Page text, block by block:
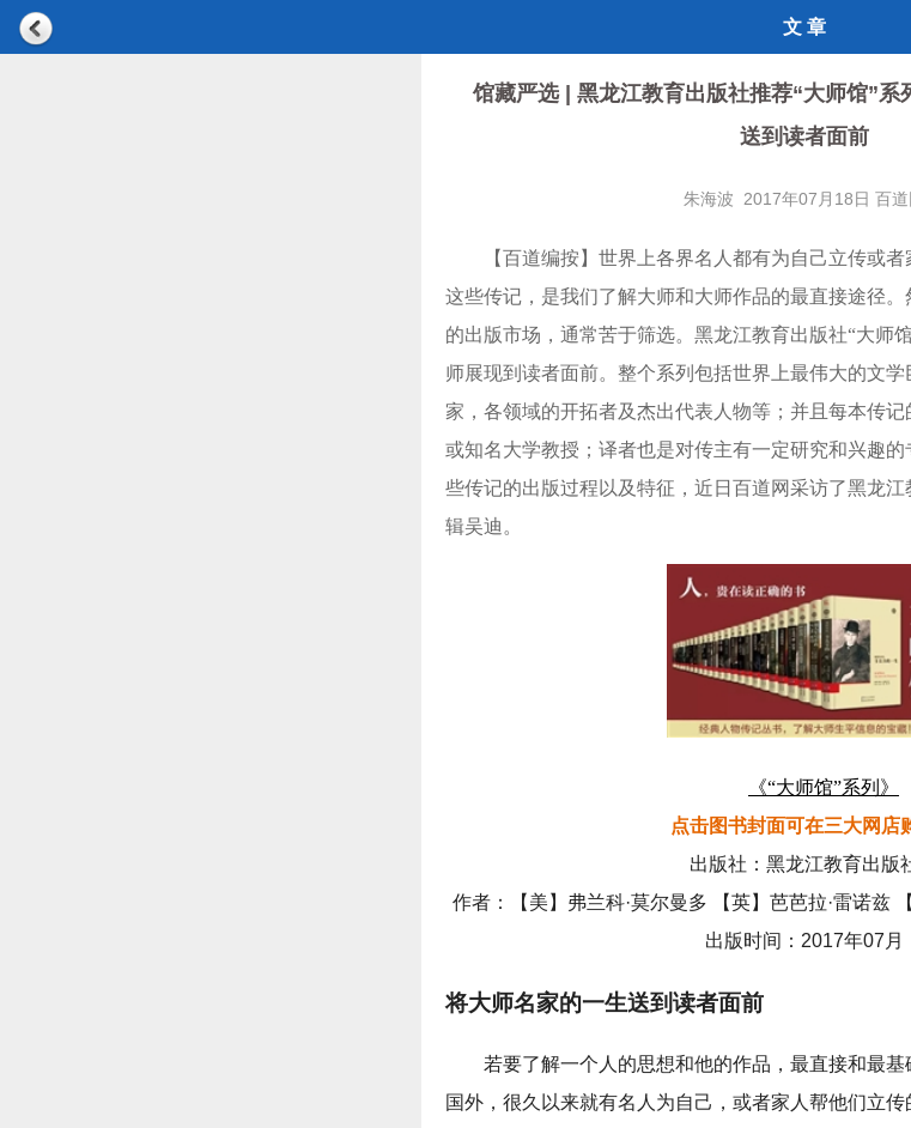
文 章
馆藏严选 | 黑龙江教育出版社推荐“大师馆”
送到读者面前
朱海波 2017年07月18日 百道
【百道编按】 世界上各界名人都有为自己立传或
这些传记，是我们了解大师和大师作品的最直接途径
的出版市场，通常苦于筛选。黑龙江教育出版社“大师
师展现到读者面前。整个系列包括世界上最伟大的文
家，各领域的开拓者及杰出代表人物等；并且每本传
或知名大学教授；译者也是对传主有一定研究和兴趣
些传记的出版过程以及特征，近日百道网采访了黑龙
辑吴迪。
《“大师馆”系列》
点击图书封面可在三大网店
出版社：黑龙江教育出版
作者：【美】弗兰科·莫尔曼多 【英】芭芭拉·雷诺兹
出版时间：2017年07月
将大师名家的一生送到读者面前
若要了解一个人的思想和他的作品，最直接和最
国外，很久以来就有名人为自己，或者家人帮他们立